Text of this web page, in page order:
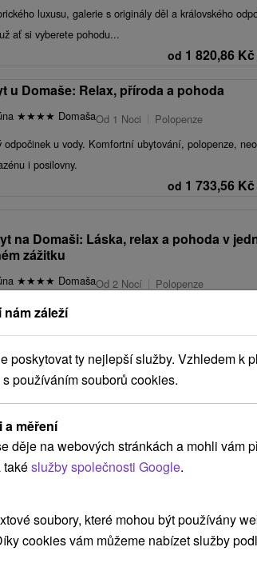
luxusu, galerie s originály děl a královského
ať si vyberete pohodu...
od 1 820,86 Kč
u Domaše: Relax, příroda a pohoda
★★★★ DomašaOd 1 Noci
Polopenze
odpočinek u vody. Komfortní ubytování, polopenze,
i posilovny.
od 1 733,56 Kč
na Domaši: Láska, relax a pohoda v
zážitku
★★★★ DomašaOd 2 Nocí
Polopenze
chutnou polopenzi, neomezený wellness a bazén,
2 756,23 Kč
Zobrazit více
záleží
poskytovat ty nejlepší služby. Vzhledem k
používáním souborů cookies.
a měření
děje na webových stránkách a mohli vám
takéslužby společnosti Google.
soubory, které mohou být používány
cookies vám můžeme nabízet služby